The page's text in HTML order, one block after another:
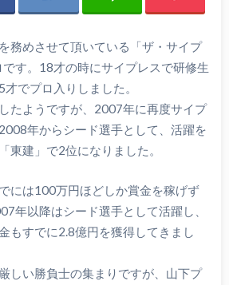
務めさせて頂いている「ザ・サイプ
です。18才の時にサイプレスで研修生
でプロ入りしました。
たようですが、2007年に再度サイプ
年からシード選手として、活躍を
東建」で2位になりました。
には100万円ほどしか賞金を稼げず
年以降はシード選手として活躍し、
もすでに2.8億円を獲得してきまし
しい勝負士の集まりですが、山下プ